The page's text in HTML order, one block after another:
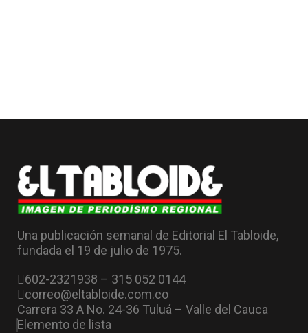
Una publicación semanal de Editorial El Tabloide,
fundada el 19 de julio de 1975.
602-2321938 – 315 052 0144
correo@eltabloide.com.co
Carrera 33 A No. 24-36 Tuluá – Valle del Cauca
Elemento de lista